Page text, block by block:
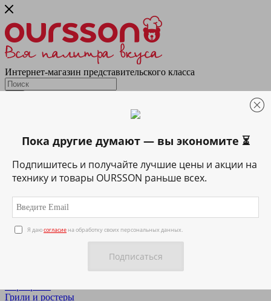
Интернет-магазин представительского класса
Кухонные весы
Мультирезки и измельчители
Мясорубки
Вспениватели
Домашняя газировка
Кофеварки
Кофемашины
Грили и ростеры
Пока другие думают — вы экономите ⏳
Подпишитесь и получайте лучшие цены и акции на
технику и товары OURSSON раньше всех.
Я даюсогласие на обработку своих персональных данных.